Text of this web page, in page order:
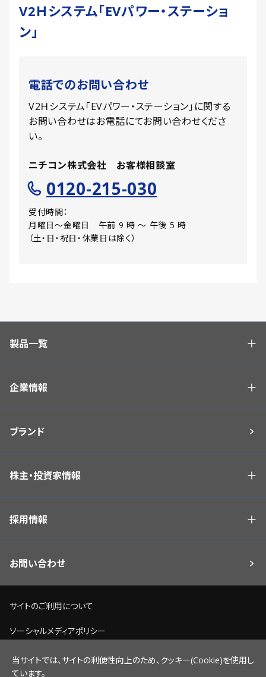
V2Ｈシステム「EVパワー・ステーショ
ン」
電話でのお問い合わせ
V2Ｈシステム「EVパワー・ステーション」に関する
お問い合わせはお電話にてお問い合わせくださ
い。
ニチコン株式会社 お客様相談室
0120-215-030
受付時間：
月曜日〜金曜日 午前 9 時 〜 午後 5 時
（土・日・祝日・休業日は除く）
製品一覧
企業情報
ブランド
株主・投資家情報
採用情報
お問い合わせ
サイトのご利用について
ソーシャルメディアポリシー
個人情報保護方針
当サイトでは、サイトの利便性向上のため、クッキー(Cookie)を使用し
ています。